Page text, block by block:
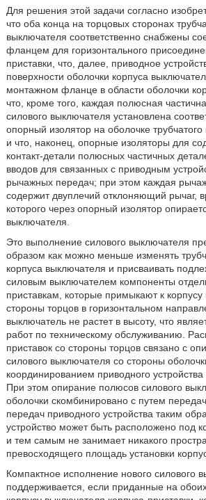
Для решения этой задачи согласно
что оба конца на торцовых сторонах
выключателя соответственно снабжены
фланцем для горизонтального
приставки, что, далее, приводное
поверхности оболочки корпуса
монтажном фланце в области оболочки
что, кроме того, каждая полюсная
силового выключателя установлена
опорный изолятор на оболочке
и что, наконец, опорные изоляторы для
контакт-детали полюсных частичных
вводов для связанных с приводным
рычажных передач; при этом каждая
содержит двуплечий отклоняющий рычаг,
которого через опорный изолятор
выключателя.
Это выполнение силового выключателя
образом как можно меньше изменять
корпуса выключателя и присваивать
силовым выключателем компоненты
приставкам, которые примыкают к
стороны торцов в горизонтальном
выключатель не растет в высоту, что
работ по техническому обслуживанию.
приставок со стороны торцов связано с
силового выключателя со стороны
координированием приводного устройства
При этом опирание полюсов силового
оболочки скомбинировано с путем
передач приводного устройства таким
устройство может быть расположено под
и тем самым не занимает никакого
превосходящего площадь установки
Компактное исполнение нового силового
поддерживается, если приданные на